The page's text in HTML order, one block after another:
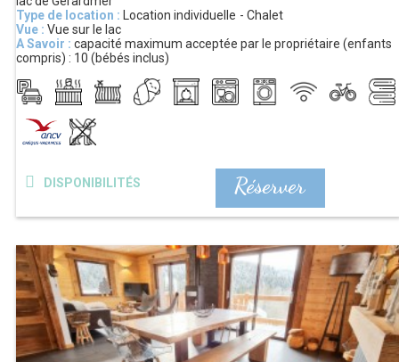
Type de location : Location individuelle
Chalet
Vue : Vue sur le lac
A Savoir : capacité maximum acceptée par le propriétaire (enfants
compris) : 10 (bébés inclus)
Réserver
DISPONIBILITÉS